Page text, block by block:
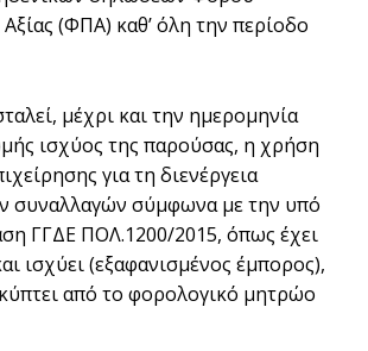
(ΦΠΑ) καθ’ όλη την περίοδο
μέχρι και την ημερομηνία
ισχύος της παρούσας, η χρήση
για τη διενέργεια
συναλλαγών σύμφωνα με την υπό
ΓΓΔΕ ΠΟΛ.1200/2015, όπως έχει
ισχύει (εξαφανισμένος έμπορος),
από το φορολογικό μητρώο